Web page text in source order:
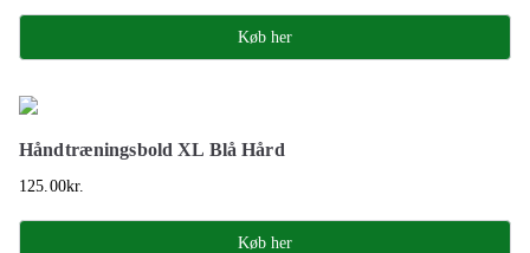
Køb her
Håndtræningsbold XL Blå Hård
125.00kr.
Køb her